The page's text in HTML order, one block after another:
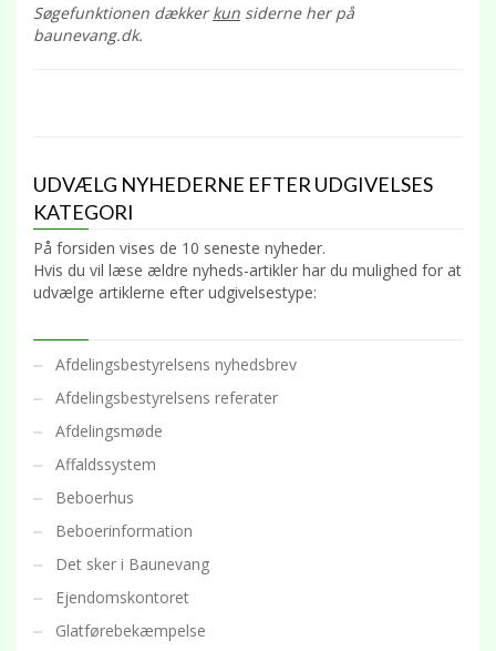
Søgefunktionen dækkerkun siderne her på
baunevang.dk.
UDVÆLG NYHEDERNE EFTER UDGIVELSES
KATEGORI
På forsiden vises de 10 seneste nyheder.
Hvis du vil læse ældre nyheds-artikler har du mulighed for at
udvælge artiklerne efter udgivelsestype:
Afdelingsbestyrelsens nyhedsbrev
Afdelingsbestyrelsens referater
Afdelingsmøde
Affaldssystem
Beboerhus
Beboerinformation
Det sker i Baunevang
Ejendomskontoret
Glatførebekæmpelse